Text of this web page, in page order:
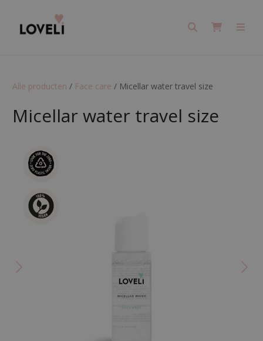
SearchCart
Alle producten / Face care / Micellar water travel size
Micellar water travel size